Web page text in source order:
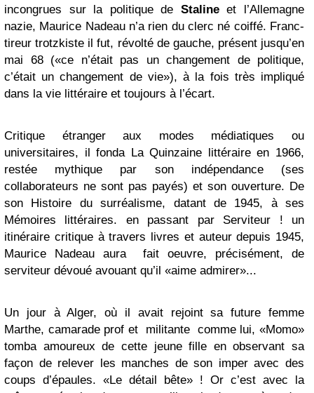
incongrues sur la politique de Stalineet l’Allemagne
nazie, Maurice Nadeau n’a rien du clerc né coiffé. Franc-
tireur trotzkiste il fut, révolté de gauche, présent jusqu’en
mai 68 («ce n’était pas un changement de politique,
c’était un changement de vie»), à la fois très impliqué
dans la vie littéraire et toujours à l’écart.
Critique étranger aux modes médiatiques ou
universitaires, il fonda La Quinzaine littéraire en 1966,
restée mythique par son indépendance (ses
collaborateurs ne sont pas payés) et son ouverture. De
son Histoire du surréalisme, datant de 1945, à ses
Mémoires littéraires. en passant par Serviteur ! un
itinéraire critique à travers livres et auteur depuis 1945,
Maurice Nadeau aura fait oeuvre, précisément, de
serviteur dévoué avouant qu’il «aime admirer»...
Un jour à Alger, où il avait rejoint sa future femme
Marthe, camarade prof et militante comme lui, «Momo»
tomba amoureux de cette jeune fille en observant sa
façon de relever les manches de son imper avec des
coups d’épaules. «Le détail bête» ! Or c’est avec la